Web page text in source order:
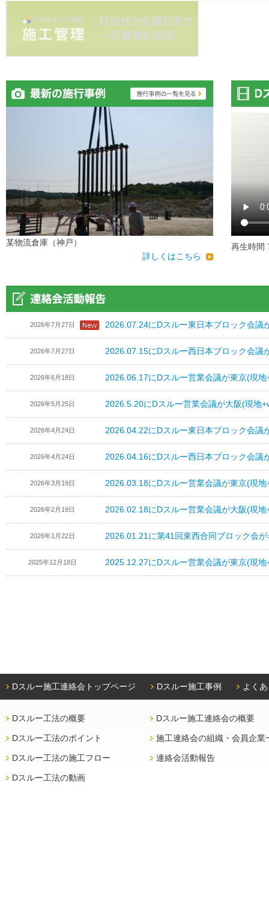
某物流倉庫（神戸）
詳しくはこちら
再生時間
2026年7月27日 2026.07.24にDスルー東日本ブロック会議
2026年7月27日 2026.07.15にDスルー西日本ブロック会議
2026年6月18日 2026.06.17にDスルー営業会議が東京(現
2026年5月25日 2026.5.20にDスルー営業会議が大阪(現地
2026年4月24日 2026.04.22にDスルー東日本ブロック会議
2026年4月24日 2026.04.16にDスルー西日本ブロック会議
2026年3月19日 2026.03.18にDスルー営業会議が東京(現
2026年2月19日 2026.02.18にDスルー営業会議が大阪(現
2026年1月22日 2026.01.21に第41回東西合同ブロック会
2025年12月18日 2025.12.27にDスルー営業会議が東京(現
Dスルー施工連絡会トップページ Dスルー施工事例 よく
Dスルー工法の概要
Dスルー工法のポイント
Dスルー工法の施工フロー
Dスルー工法の動画
Dスルー施工連絡会の概要
施工連絡会の組織・会員企業
連絡会活動報告